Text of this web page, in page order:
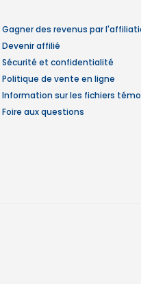
Gagner des revenus par
Devenir affilié
Sécurité et confidentialité
Politique de vente en ligne
Information sur les fichiers
Foire aux questions